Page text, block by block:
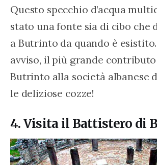
Questo specchio d’acqua
stato una fonte sia di cibo che
a Butrinto da quando è
avviso, il più grande
Butrinto alla società albanese
le deliziose cozze!
4. Visita il Battistero di